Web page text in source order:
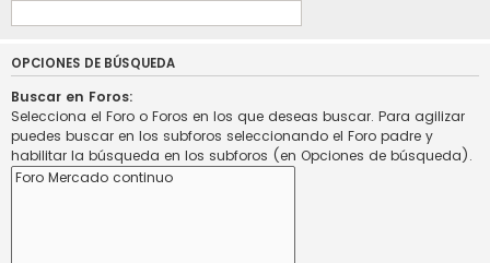
OPCIONES DE BÚSQUEDA
Buscar en Foros:
Selecciona el Foro o Foros en los que deseas buscar. Para agilizar
puedes buscar en los subforos seleccionando el Foro padre y
habilitar la búsqueda en los subforos (en Opciones de búsqueda).